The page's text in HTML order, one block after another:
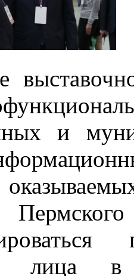
и
лица в